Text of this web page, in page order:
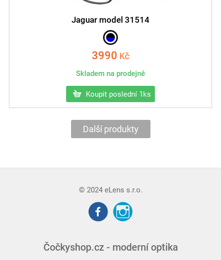
Jaguar model 31514
3990 Kč
Skladem na prodejně
Koupit poslední 1ks
Další produkty
© 2024 eLens s.r.o.
Čočkyshop.cz - moderní optika